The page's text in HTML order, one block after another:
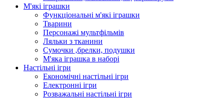
М'які іграшки
Функціональні м'які іграшки
Тварини
Персонажі мультфільмів
Ляльки з тканини
Сумочки ,брелки, подушки
М'яка іграшка в наборі
Настільні ігри
Економічні настільні ігри
Електронні ігри
Розважальні настільні ігри